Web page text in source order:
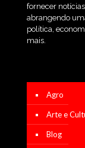
fornecer
abrangendo
política,
mais.
Agro
Arte e
Blog